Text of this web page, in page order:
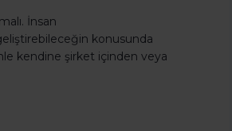
İnsan
konusunda
kendine şirket içinden veya